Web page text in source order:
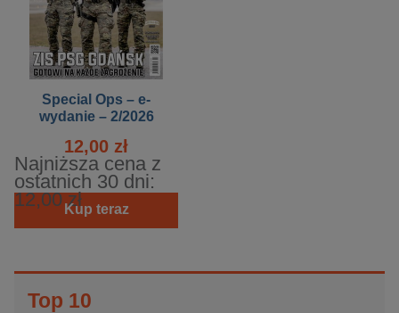
Special Ops – e-
wydanie – 2/2026
12,00 zł
Najniższa cena z
ostatnich 30 dni:
12,00 złKup teraz
Top 10